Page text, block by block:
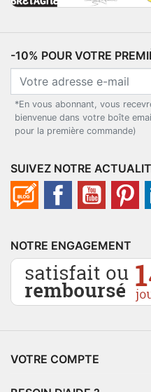
-10% POUR VOTRE
*En vous abonnant, vous
bienvenue dans votre boîte
pour la première commande)
SUIVEZ NOTRE
NOTRE ENGAGEMENT
VOTRE COMPTE